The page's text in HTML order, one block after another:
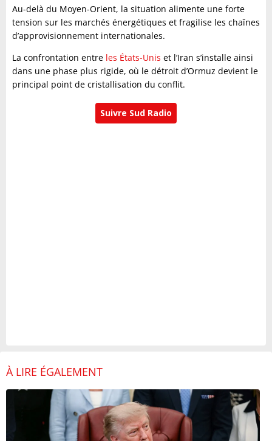
Au-delà du Moyen-Orient, la situation alimente une forte
tension sur les marchés énergétiques et fragilise les chaînes
d’approvisionnement internationales.
La confrontation entre les États-Unis et l’Iran s’installe ainsi
dans une phase plus rigide, où le détroit d’Ormuz devient le
principal point de cristallisation du conflit.
Suivre Sud Radio
À LIRE ÉGALEMENT